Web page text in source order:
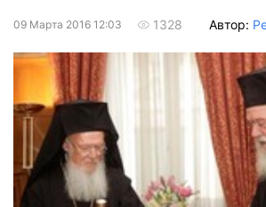
09 Марта 2016 12:03 1328 Автор: